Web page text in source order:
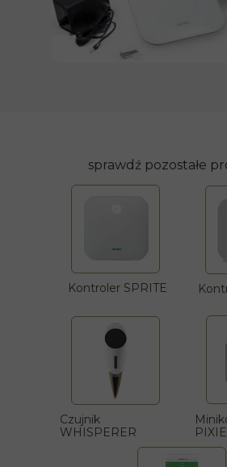
Czujnik
WHISPERER
PIXIE
Kontroler SPRITE
sprawdź pozostałe